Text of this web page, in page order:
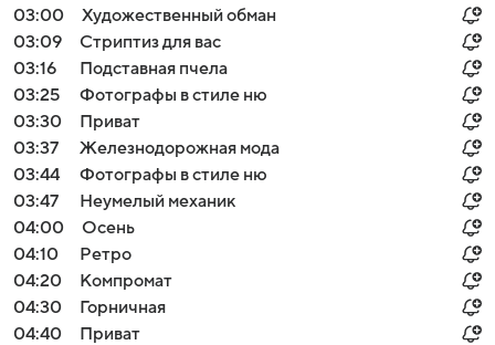
03:00
Художественный обман
03:09
Стриптиз для вас
03:16
Подставная пчела
03:25
Фотографы в стиле ню
03:30
Приват
03:37
Железнодорожная мода
03:44
Фотографы в стиле ню
03:47
Неумелый механик
04:00
Осень
04:10
Ретро
04:20
Компромат
04:30
Горничная
04:40
Приват